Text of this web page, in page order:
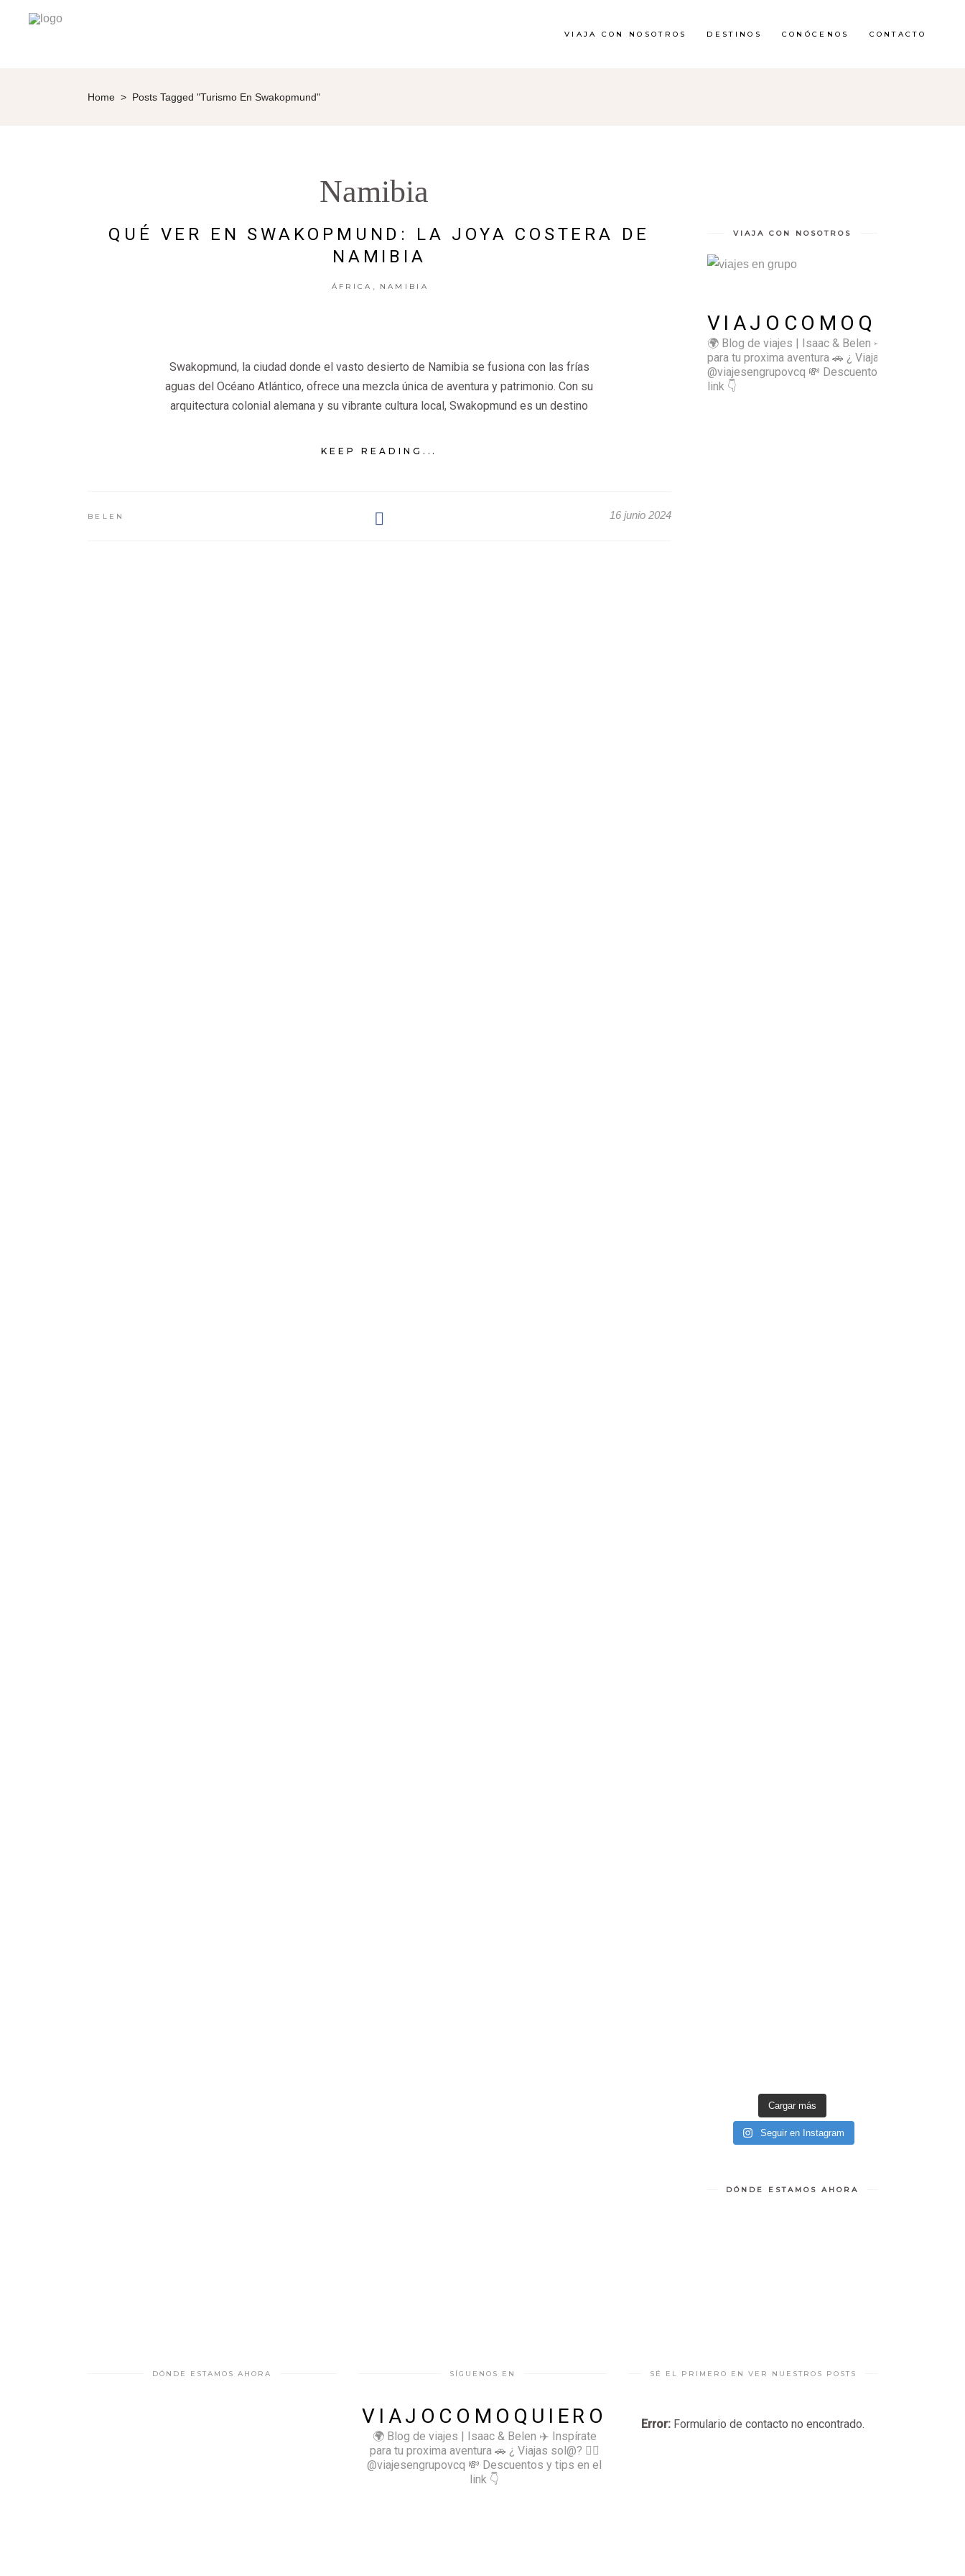
VIAJA CON NOSOTROS DESTINOS CONÓCENOS CONTACTO
Home > Posts Tagged "turismo En Swakopmund"
Namibia
QUÉ VER EN SWAKOPMUND: LA JOYA COSTERA DE
NAMIBIA
ÁFRICA NAMIBIA
Swakopmund, la ciudad donde el vasto desierto de Namibia se fusiona con las frías
aguas del Océano Atlántico, ofrece una mezcla única de aventura y patrimonio. Con su
arquitectura colonial alemana y su vibrante cultura local, Swakopmund es un destino
KEEP READING...
BELEN 16 junio 2024
VIAJA CON NOSOTROS
VIAJOCOMOQUIERO
🌍 Blog de viajes | Isaac & Belen ✈️ Inspírate
para tu proxima aventura 🚗 ¿ Viajas sol@? 👉🏻
@viajesengrupovcq 💸 Descuentos y tips en el
link 👇
Cargar más
Seguir en Instagram
DÓNDE ESTAMOS AHORA
DÓNDE ESTAMOS AHORA SÍGUENOS EN
VIAJOCOMOQUIERO
🌍 Blog de viajes | Isaac & Belen ✈️ Inspírate
para tu proxima aventura 🚗 ¿ Viajas sol@? 👉🏻
@viajesengrupovcq 💸 Descuentos y tips en el
link 👇
SÉ EL PRIMERO EN VER NUESTROS POSTS
Error: Formulario de contacto no encontrado.